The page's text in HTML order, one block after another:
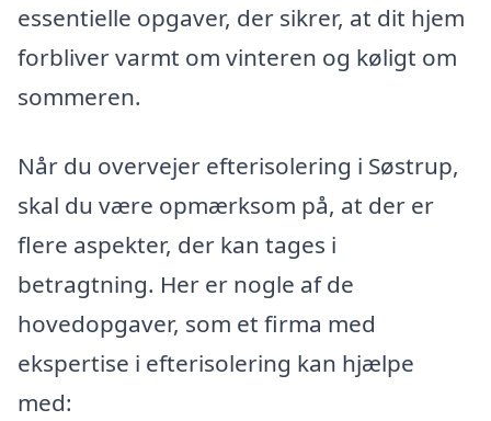
essentielle opgaver, der sikrer, at dit hjem
forbliver varmt om vinteren og køligt om
sommeren.
Når du overvejer efterisolering i Søstrup,
skal du være opmærksom på, at der er
flere aspekter, der kan tages i
betragtning. Her er nogle af de
hovedopgaver, som et firma med
ekspertise i efterisolering kan hjælpe
med: